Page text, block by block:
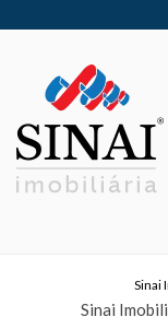
Sinai
Sinai